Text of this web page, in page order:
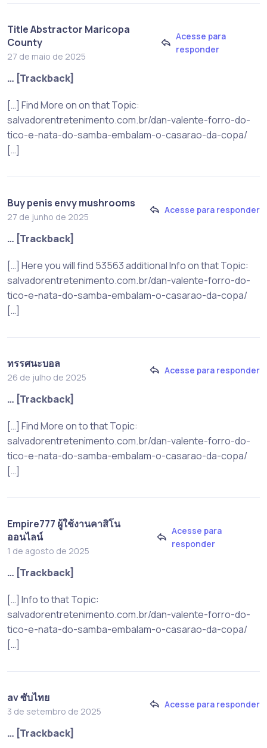
Title Abstractor Maricopa
County
27 de maio de 2025
Acesse para
responder
… [Trackback]
[…] Find More on on that Topic:
salvadorentretenimento.com.br/dan-valente-forro-do-
tico-e-nata-do-samba-embalam-o-casarao-da-copa/
[…]
Buy penis envy mushrooms
27 de junho de 2025
Acesse para responder
… [Trackback]
[…] Here you will find 53563 additional Info on that Topic:
salvadorentretenimento.com.br/dan-valente-forro-do-
tico-e-nata-do-samba-embalam-o-casarao-da-copa/
[…]
ทรรศนะบอล
26 de julho de 2025
Acesse para responder
… [Trackback]
[…] Find More on to that Topic:
salvadorentretenimento.com.br/dan-valente-forro-do-
tico-e-nata-do-samba-embalam-o-casarao-da-copa/
[…]
Empire777 ผู้ใช้งานคาสิโน
ออนไลน์
1 de agosto de 2025
Acesse para
responder
… [Trackback]
[…] Info to that Topic:
salvadorentretenimento.com.br/dan-valente-forro-do-
tico-e-nata-do-samba-embalam-o-casarao-da-copa/
[…]
av ซับไทย
3 de setembro de 2025
Acesse para responder
… [Trackback]